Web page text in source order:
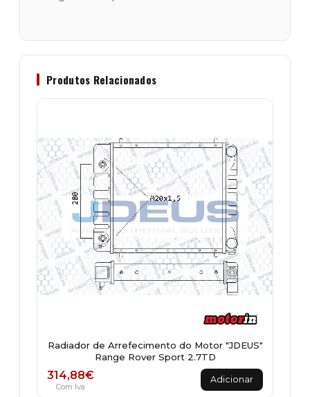
Produtos Relacionados
Radiador de Arrefecimento do Motor "JDEUS"
Range Rover Sport 2.7TD
314,88€
Com Iva
Adicionar